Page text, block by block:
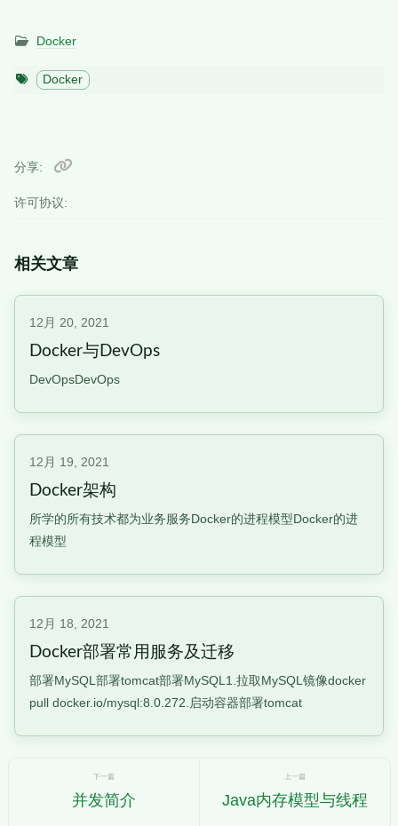
Docker
Docker
许可协议:
分享
相关文章
12月 20, 2021
Docker与DevOps
DevOpsDevOps
12月 19, 2021
Docker架构
所学的所有技术都为业务服务Docker的进程模型Docker的进
程模型
12月 18, 2021
Docker部署常用服务及迁移
部署MySQL部署tomcat部署MySQL1.拉取MySQL镜像docker
pull docker.io/mysql:8.0.272.启动容器部署tomcat
下一篇
并发简介
上一篇
Java内存模型与线程